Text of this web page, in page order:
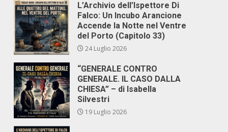
L’Archivio dell’Ispettore Di
Falco: Un Incubo Arancione
Accende la Notte nel Ventre
del Porto (Capitolo 33)
24 Luglio 2026
“GENERALE CONTRO
GENERALE. IL CASO DALLA
CHIESA” – di Isabella
Silvestri
19 Luglio 2026